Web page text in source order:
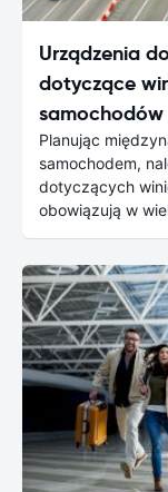
Urządzenia
dotyczące
samochodów
Planując
samochodem,
dotyczących
obowiązują w